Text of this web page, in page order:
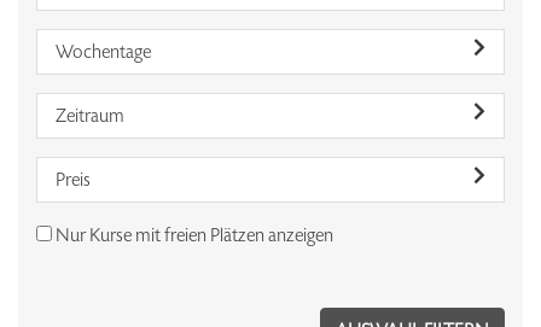
Wochentage
Zeitraum
Preis
Nur Kurse mit freien Plätzen anzeigen